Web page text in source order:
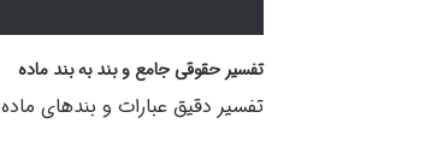
تفسیر حقوقی جامع و بند به بند ماده
تفسیر دقیق عبارات و بندهای ماده 442، ابعاد این نهاد حقوقی را به روشنی مشخص می سازد: